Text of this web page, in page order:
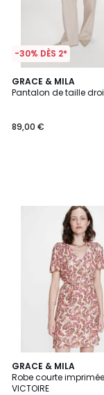
-30% DÈS 2*
GRACE & MILA
Pantalon de taille droit
89,00 €
GRACE & MILA
Robe courte
VICTOIRE
4
/
5